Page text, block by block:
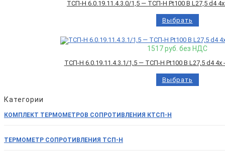
ТСП-Н 6.0.19.11.4.3.0/1,5 — ТСП-Н Pt100 B L27,5 d4
Выбрать
1517руб. без НДС
ТСП-Н 6.0.19.11.4.3.1/1,5 — ТСП-Н Pt100 B L27,5 d4 4х
Выбрать
Категории
КОМПЛЕКТ ТЕРМОМЕТРОВ СОПРОТИВЛЕНИЯ КТСП-Н
ТЕРМОМЕТР СОПРОТИВЛЕНИЯ ТСП-Н